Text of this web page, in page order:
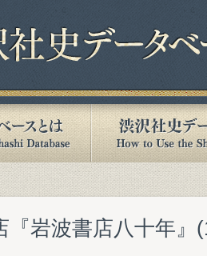
『岩波書店八十年』